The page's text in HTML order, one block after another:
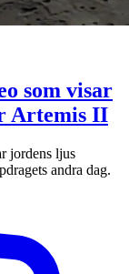
som visar
Artemis II
jordens ljus
andra dag.